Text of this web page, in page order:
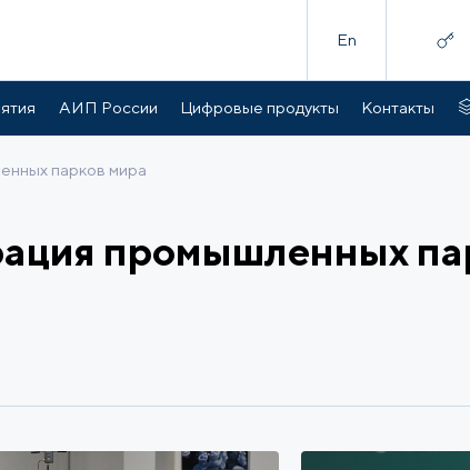
En
АИП России Цифровые продукты Контакты
парков мира
промышленных